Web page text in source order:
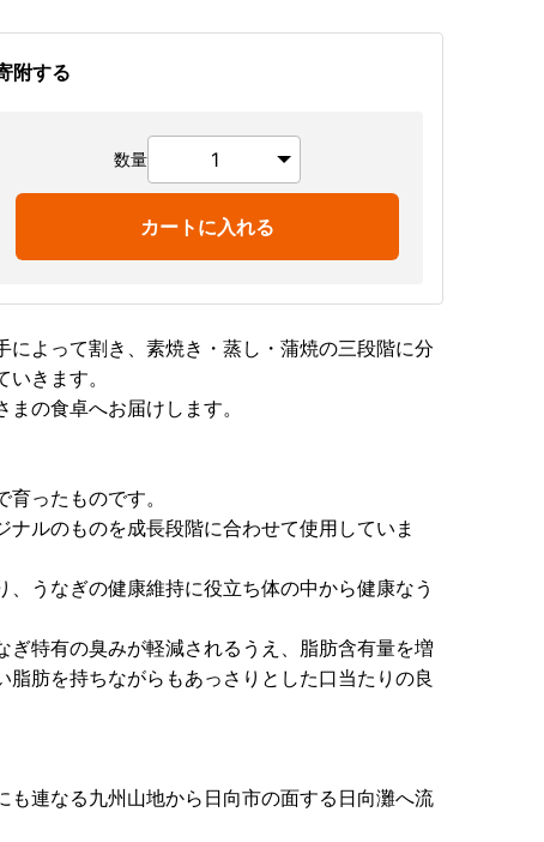
附する
数量
カートに入れる
よって割き、素焼き・蒸し・蒲焼の三段階に分
きます。
の食卓へお届けします。
ったものです。
ルのものを成長段階に合わせて使用していま
うなぎの健康維持に役立ち体の中から健康なう
特有の臭みが軽減されるうえ、脂肪含有量を増
肪を持ちながらもあっさりとした口当たりの良
連なる九州山地から日向市の面する日向灘へ流